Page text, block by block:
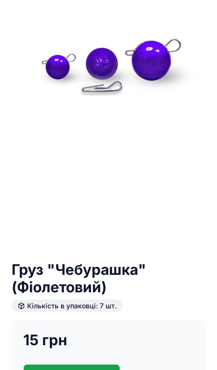
Груз "Чебурашка"
(Фіолетовий)
Кількість в упаковці: 7 шт.
15 грн